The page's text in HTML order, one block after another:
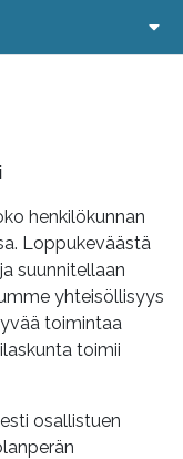
henkilökunnan
Loppukeväästä
suunnitellaan
yhteisöllisyys
toimintaa
toimii
osallistuen